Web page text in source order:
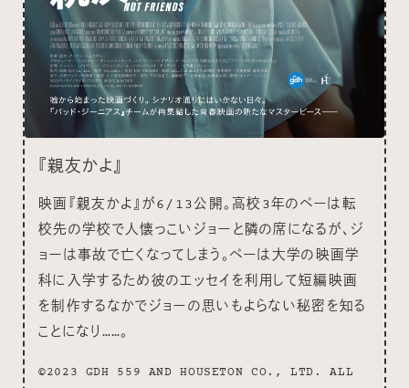
『親友かよ』
映画『親友かよ』が6/13公開。高校3年のペーは転
校先の学校で人懐っこいジョーと隣の席になるが、ジ
ョーは事故で亡くなってしまう。ペーは大学の映画学
科に入学するため彼のエッセイを利用して短編映画
を制作するなかでジョーの思いもよらない秘密を知る
ことになり……。
©2023 GDH 559 AND HOUSETON CO., LTD. ALL